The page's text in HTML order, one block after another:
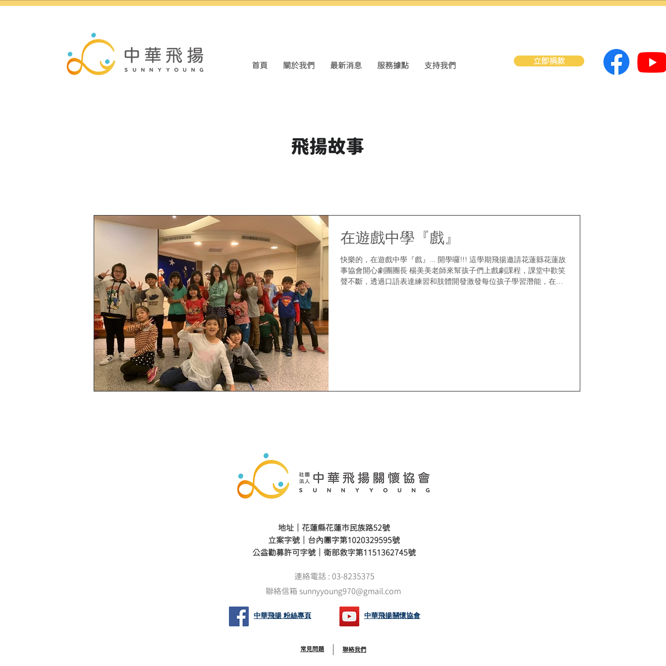
首頁 關於我們 最新消息 服務據點 支持我們
立即捐款
飛揚故事
在遊戲中學『戲』
快樂的，在遊戲中學『戲』... 開學囉!!! 這學期飛揚邀請花蓮縣花蓮故
事協會開心劇團團長 楊美美老師來幫孩子們上戲劇課程，課堂中歡笑
聲不斷，透過口語表達練習和肢體開發激發每位孩子學習潛能，在課
地址｜花蓮縣花蓮市民族路52號
立案字號｜台內團字第1020329595號
公益勸募許可字號｜衛部救字第1151362745號
連絡電話 : 03-8235375
聯絡信箱 sunnyyoung970@gmail.com
中華飛揚 粉絲專頁 中華飛揚關懷協會
常見問題 聯絡我們